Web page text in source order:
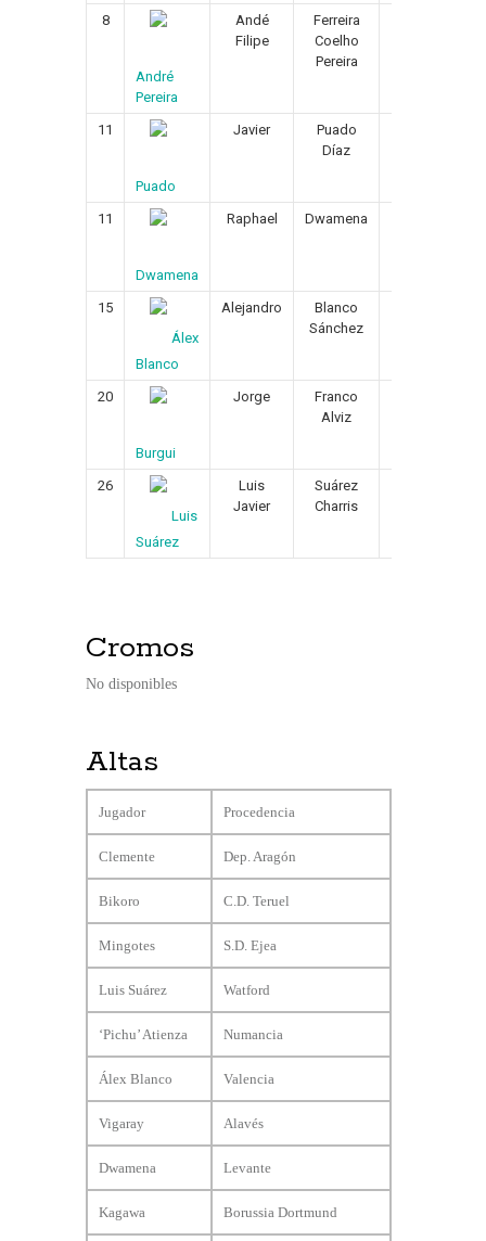
8
André
Pereira
Andé
Filipe
Ferreira
Coelho
Pereira
11
Puado
Javier
Puado
Díaz
11
Dwamena
Raphael Dwamena
15
Álex
Blanco
Alejandro
Blanco
Sánchez
20
Burgui
Jorge
Franco
Alviz
26
Luis
Suárez
Luis
Javier
Suárez
Charris
Cromos
No disponibles
Altas
Jugador Procedencia
Clemente Dep. Aragón
Bikoro C.D. Teruel
Mingotes S.D. Ejea
Luis Suárez Watford
‘Pichu’ Atienza Numancia
Álex Blanco Valencia
Vigaray Alavés
Dwamena Levante
Kagawa Borussia Dortmund